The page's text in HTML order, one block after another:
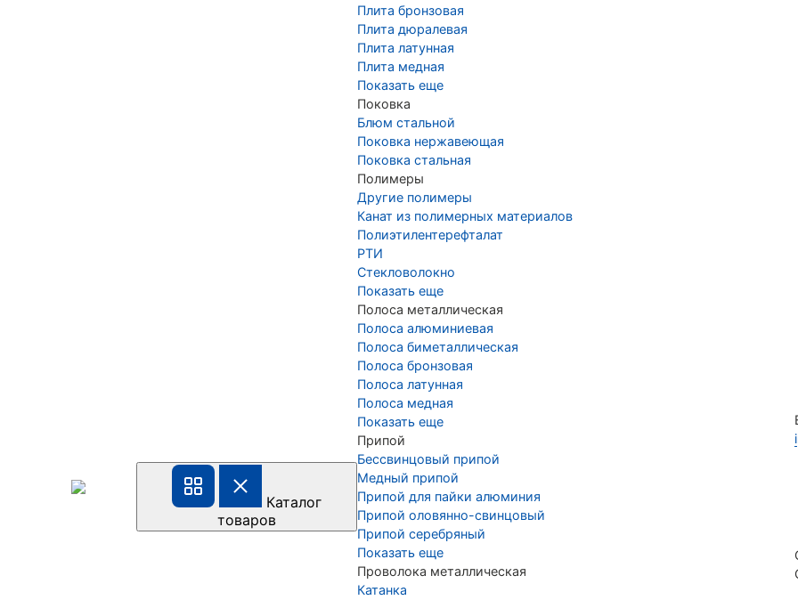
Каталог
товаров
Плита бронзовая
Плита дюралевая
Плита латунная
Плита медная
Показать еще
Поковка
Блюм стальной
Поковка нержавеющая
Поковка стальная
Полимеры
Другие полимеры
Канат из полимерных материалов
Полиэтилентерефталат
РТИ
Стекловолокно
Показать еще
Полоса металлическая
Полоса алюминиевая
Полоса биметаллическая
Полоса бронзовая
Полоса латунная
Полоса медная
Показать еще
Припой
Бессвинцовый припой
Медный припой
Припой для пайки алюминия
Припой оловянно-свинцовый
Припой серебряный
Показать еще
Проволока металлическая
Катанка